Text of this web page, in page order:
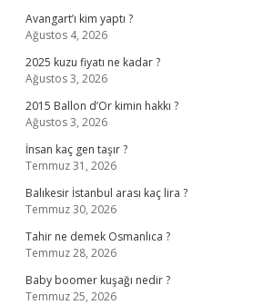
Avangart’ı kim yaptı ?
Ağustos 4, 2026
2025 kuzu fiyatı ne kadar ?
Ağustos 3, 2026
2015 Ballon d’Or kimin hakkı ?
Ağustos 3, 2026
İnsan kaç gen taşır ?
Temmuz 31, 2026
Balıkesir İstanbul arası kaç lira ?
Temmuz 30, 2026
Tahir ne demek Osmanlıca ?
Temmuz 28, 2026
Baby boomer kuşağı nedir ?
Temmuz 25, 2026